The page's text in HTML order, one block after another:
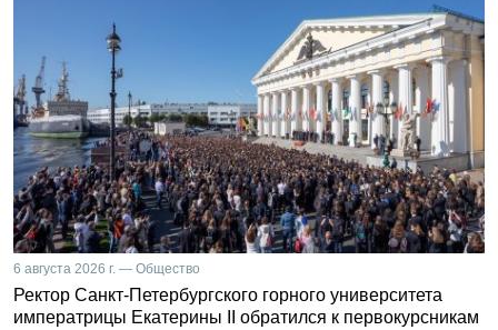
6 августа 2026 г. — Общество
Ректор Санкт-Петербургского горного университета
императрицы Екатерины II обратился к первокурсникам